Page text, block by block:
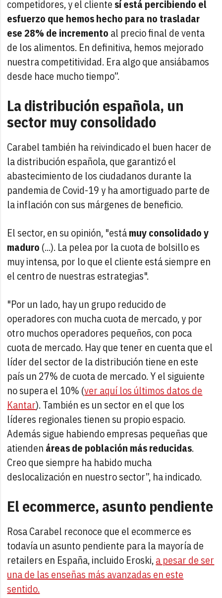
competidores, y el cliente sí está percibiendo el
esfuerzo que hemos hecho para no trasladar
ese 28% de incremento al precio final de venta
de los alimentos. En definitiva, hemos mejorado
nuestra competitividad. Era algo que ansiábamos
desde hace mucho tiempo”.
La distribución española, un
sector muy consolidado
Carabel también ha reivindicado el buen hacer de
la distribución española, que garantizó el
abastecimiento de los ciudadanos durante la
pandemia de Covid-19 y ha amortiguado parte de
la inflación con sus márgenes de beneficio.
El sector, en su opinión, "estámuy consolidado y
maduro (...). La pelea por la cuota de bolsillo es
muy intensa, por lo que el cliente está siempre en
el centro de nuestras estrategias".
"Por un lado, hay un grupo reducido de
operadores con mucha cuota de mercado, y por
otro muchos operadores pequeños, con poca
cuota de mercado. Hay que tener en cuenta que el
líder del sector de la distribución tiene en este
país un 27% de cuota de mercado. Y el siguiente
no supera el 10% (ver aquí los últimos datos de
Kantar). También es un sector en el que los
líderes regionales tienen su propio espacio.
Además sigue habiendo empresas pequeñas que
atienden áreas de población más reducidas.
Creo que siempre ha habido mucha
deslocalización en nuestro sector”, ha indicado.
El ecommerce, asunto pendiente
Rosa Carabel reconoce que el ecommerce es
todavía un asunto pendiente para la mayoría de
retailers en España, incluido Eroski,a pesar de ser
una de las enseñas más avanzadas en este
sentido.